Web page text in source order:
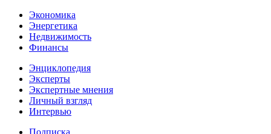
Экономика
Энергетика
Недвижимость
Финансы
Энциклопедия
Эксперты
Экспертные мнения
Личный взгляд
Интервью
Подписка